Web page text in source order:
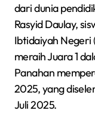
dari dunia
Rasyid Daulay,
Ibtidaiyah Negeri
meraih Juara 1
Panahan
2025, yang
Juli 2025.